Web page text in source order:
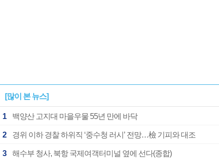
[많이 본 뉴스]
1 백양산 고지대 마을우물 55년 만에 바닥
2 경위 이하 경찰 하위직 ‘중수청 러시’ 전망…檢 기피와 대조
3 해수부 청사, 북항 국제여객터미널 옆에 선다(종합)